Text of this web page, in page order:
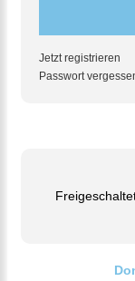
Jetzt registrieren
Passwort